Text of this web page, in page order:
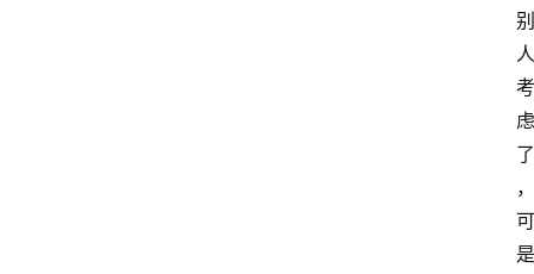
别
人
考
虑
了
，
可
是